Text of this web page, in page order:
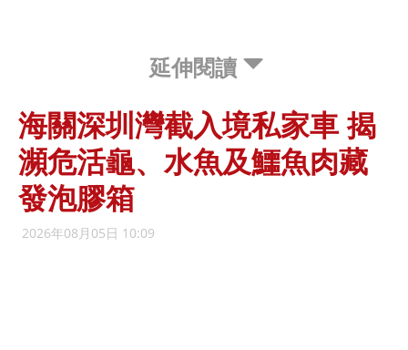
延伸閱讀
海關深圳灣截入境私家車 揭
瀕危活龜、水魚及鱷魚肉藏
發泡膠箱
2026年08月05日 10:09